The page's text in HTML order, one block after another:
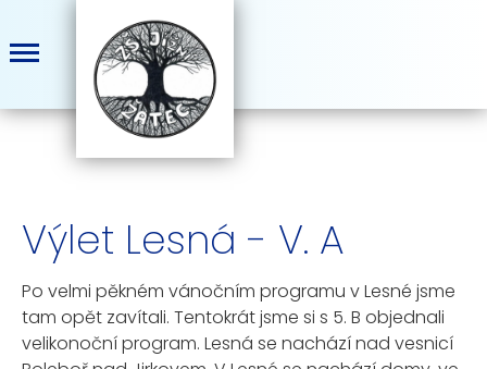
Výlet Lesná - V. A
Po velmi pěkném vánočním programu v Lesné jsme
tam opět zavítali. Tentokrát jsme si s 5. B objednali
velikonoční program. Lesná se nachází nad vesnicí